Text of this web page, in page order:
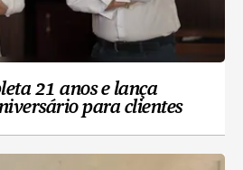
21 anos e lança
para clientes